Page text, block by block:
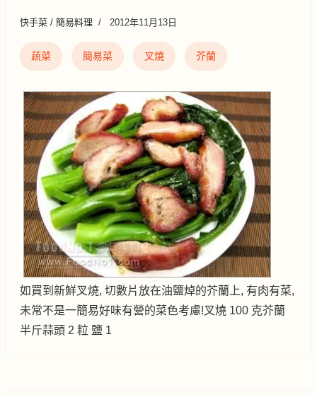
快手菜 / 簡易料理 2012年11月13日
蔬菜 簡易菜 叉燒 芥蘭
如買到新鮮叉燒, 切數片放在油鹽焯的芥蘭上, 有肉有菜,
未常不是一簡易好味有營的菜色考慮!叉燒 100 克芥蘭
半斤蒜頭 2 粒 鹽 1